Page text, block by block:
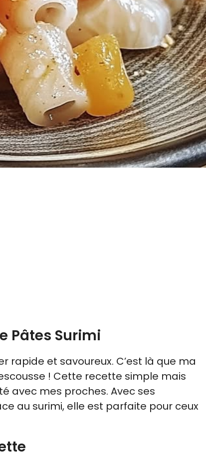
Pâtes Surimi
rapide et savoureux. C’est là que ma
! Cette recette simple mais
avec mes proches. Avec ses
au surimi, elle est parfaite pour ceux